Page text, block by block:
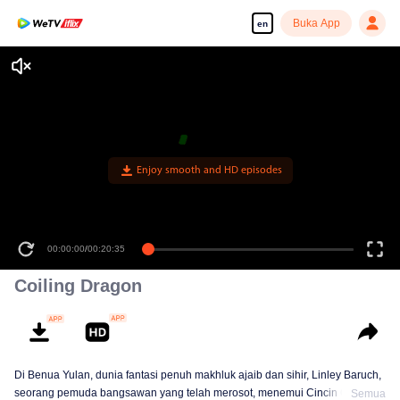
en Buka App
Enjoy smooth and HD episodes
00:00:00/00:20:35
Coiling Dragon
Di Benua Yulan, dunia fantasi penuh makhluk ajaib dan sihir, Linley Baruch,
seorang pemuda bangsawan yang telah merosot, menemui Cincin Coiling
Semua